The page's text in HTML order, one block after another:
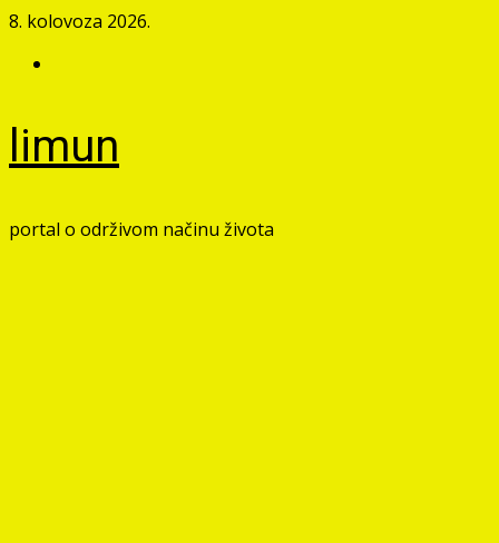
Skip
content
8. kolovoza 2026.
limun
portal o održivom načinu života